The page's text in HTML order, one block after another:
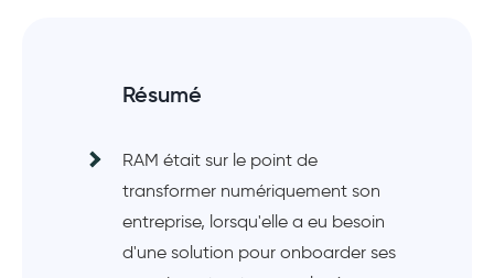
Résumé
RAM était sur le point de
transformer numériquement son
entreprise, lorsqu'elle a eu besoin
d'une solution pour onboarder ses